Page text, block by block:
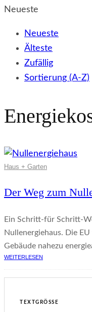
Neueste
Neueste
Älteste
Zufällig
Sortierung (A-Z)
Haus + Garten
Der Weg zum
Ein Schritt-für Schritt-
Nullenergiehaus. Die
Gebäude nahezu
WEITERLESEN
TEXTGRÖSSE